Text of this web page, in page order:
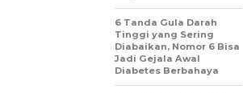
6 Tanda Gula Darah
Tinggi yang Sering
Diabaikan, Nomor 6 Bisa
Jadi Gejala Awal
Diabetes Berbahaya